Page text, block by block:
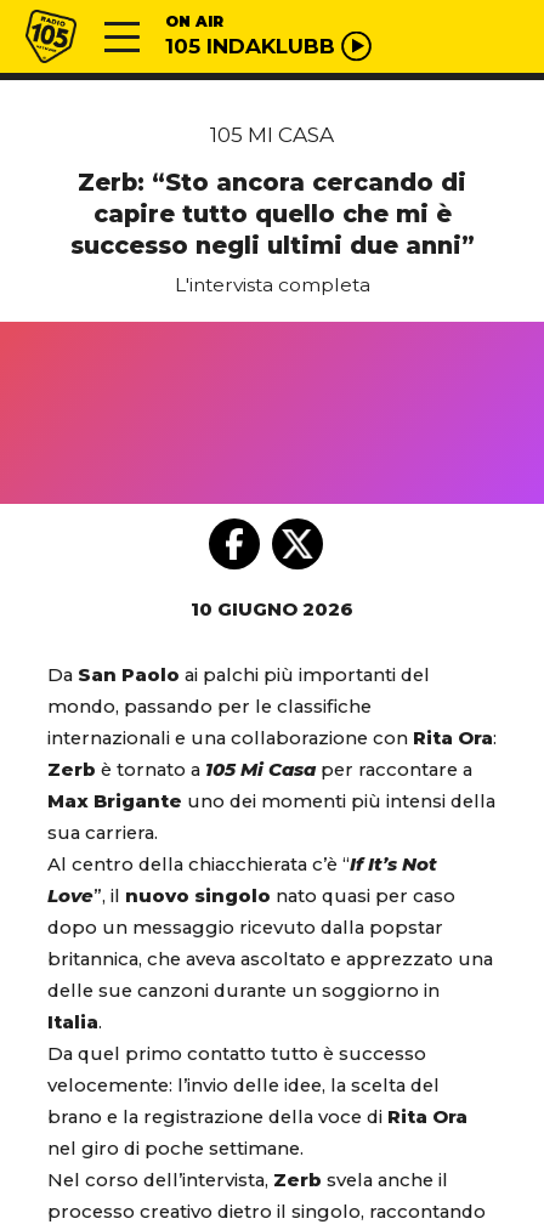
Vai al contenuto
Radio 105 ON AIR
105 INDAKLUBB
105 MI CASA
Zerb: “Sto ancora cercando di
capire tutto quello che mi è
successo negli ultimi due anni”
L'intervista completa
10 GIUGNO 2026
Da San Paolo ai palchi più importanti del
mondo, passando per le classifiche
internazionali e una collaborazione con Rita Ora:
Zerb è tornato a 105 Mi Casaper raccontare a
Max Brigante uno dei momenti più intensi della
sua carriera.
Al centro della chiacchierata c’è “If It’s Not
Love”, il nuovo singolo nato quasi per caso
dopo un messaggio ricevuto dalla popstar
britannica, che aveva ascoltato e apprezzato una
delle sue canzoni durante un soggiorno in
Italia.
Da quel primo contatto tutto è successo
velocemente: l’invio delle idee, la scelta del
brano e la registrazione della voce di Rita Ora
nel giro di poche settimane.
Nel corso dell’intervista, Zerb svela anche il
processo creativo dietro il singolo, raccontando